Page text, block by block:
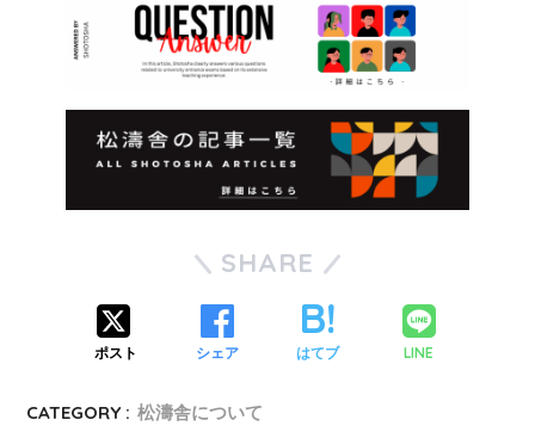
SHARE
ポスト シェア はてブ LINE
CATEGORY : 松濤舎について